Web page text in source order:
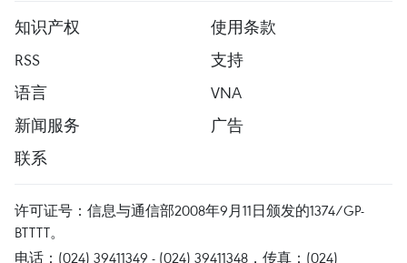
知识产权
使用条款
RSS
支持
语言
VNA
新闻服务
广告
联系
许可证号：信息与通信部2008年9月11日颁发的1374/GP-
BTTTT。
电话：(024) 39411349 - (024) 39411348，传真：(024)